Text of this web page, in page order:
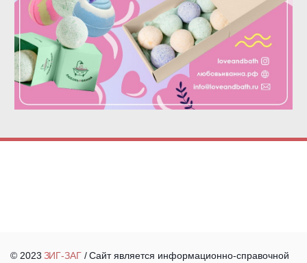
© 2023 ЗИГ-ЗАГ /Сайт является информационно-справочной